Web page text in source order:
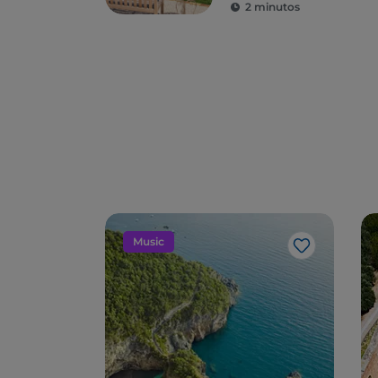
2 minutos
Music
Me gusta